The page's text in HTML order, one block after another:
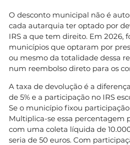
O desconto municipal não é
cada autarquia ter optado por
IRS a que tem direito. Em 2026,
municípios que optaram por
ou mesmo da totalidade dessa
num reembolso direto para os
A taxa de devolução é a
de 5% e a participação no IRS
Se o município fixou participação
Multiplica-se essa percentagem
com uma coleta líquida de
seria de 50 euros. Com